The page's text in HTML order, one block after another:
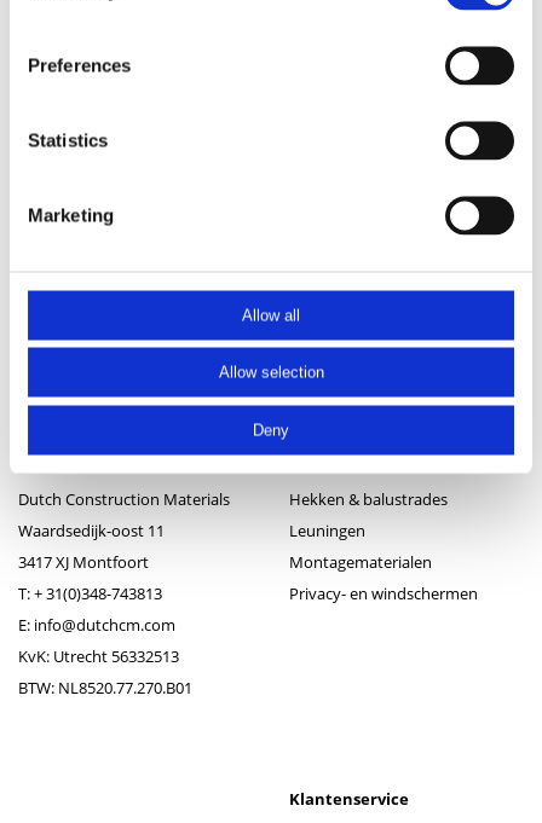
Preferences
Statistics
Marketing
Allow all
Allow selection
Deny
Eindbaluster voor het be‘indigen van een balustrade, platstrip met
Contactgegevens
Dutch Construction Materials
Waardsedijk-oost 11
3417 XJ Montfoort
T:+ 31(0)348-743813
E: info@dutchcm.com
KvK: Utrecht 56332513
BTW: NL8520.77.270.B01
Producten
Hekken & balustrades
Leuningen
Montagematerialen
Privacy- en windschermen
Klantenservice